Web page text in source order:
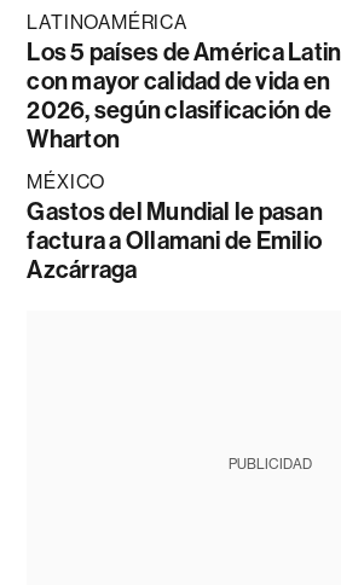
LATINOAMÉRICA
Los 5 países de América
con mayor calidad de vida en
2026, según clasificación de
Wharton
MÉXICO
Gastos del Mundial le pasan
factura a Ollamani de Emilio
Azcárraga
PUBLICIDAD